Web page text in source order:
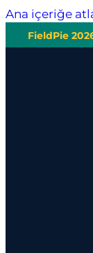
Ana içeriğe
FieldPie